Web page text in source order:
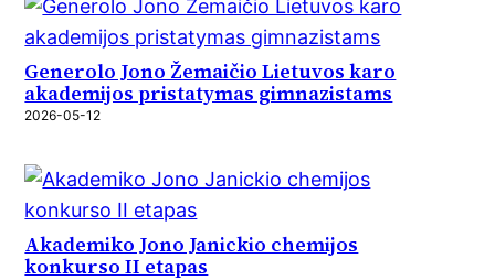
Generolo Jono Žemaičio Lietuvos karo
akademijos pristatymas gimnazistams
2026-05-12
Akademiko Jono Janickio chemijos
konkurso II etapas